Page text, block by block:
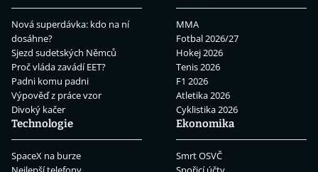
Nová superdávka: kdo na ní
dosáhne?
Sjezd sudetských Němců
Proč vláda zavádí EET?
Padni komu padni
Výpověď z práce vzor
Divoký kačer
MMA
Fotbal 2026/27
Hokej 2026
Tenis 2026
F1 2026
Atletika 2026
Cyklistika 2026
Technologie
SpaceX na burze
Ekonomika
Smrt OSVČ